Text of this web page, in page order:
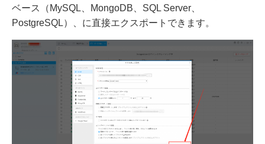
ベース（MySQL、MongoDB、SQL Server、
PostgreSQL）、に直接エクスポートできます。